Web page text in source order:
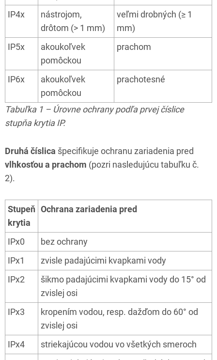
IP4x
nástrojom,
drôtom (> 1 mm)
veľmi drobných (≥ 1
mm)
IP5x
akoukoľvek
pomôckou
prachom
IP6x
akoukoľvek
pomôckou
prachotesné
Tabuľka 1 – Úrovne ochrany podľa prvej číslice
stupňa krytia IP.
Druhá číslica špecifikuje ochranu zariadenia pred
vlhkosťou a prachom (pozri nasledujúcu tabuľku č.
2).
Stupeň
krytia
Ochrana zariadenia pred
IPx0
bez ochrany
IPx1
zvisle padajúcimi kvapkami vody
IPx2
šikmo padajúcimi kvapkami vody do 15° od
zvislej osi
IPx3
kropením vodou, resp. dažďom do 60° od
zvislej osi
IPx4
striekajúcou vodou vo všetkých smeroch